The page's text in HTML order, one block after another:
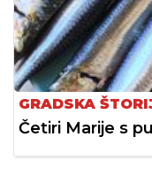
GRADSKA
Četiri Marije s